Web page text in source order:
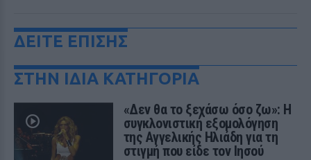
ΔΕΙΤΕ ΕΠΙΣΗΣ
ΣΤΗΝ ΙΔΙΑ ΚΑΤΗΓΟΡΙΑ
«Δεν θα το ξεχάσω όσο ζω»: Η
συγκλονιστική εξομολόγηση
της Αγγελικής Ηλιάδη για τη
στιγμή που είδε τον Ιησού